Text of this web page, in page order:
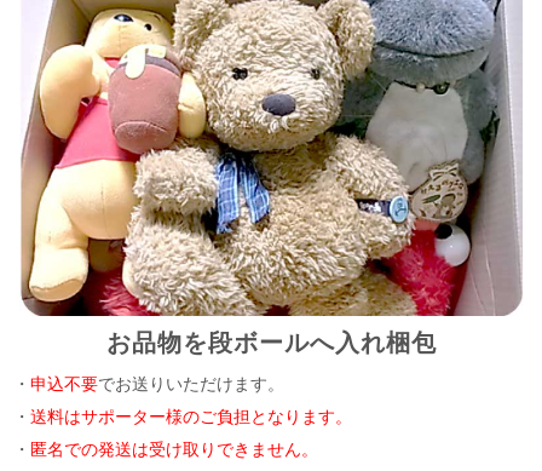
お品物を段ボールへ入れ梱包
・申込不要でお送りいただけます。
・送料はサポーター様のご負担となります。
・ 匿名での発送は受け取りできません。